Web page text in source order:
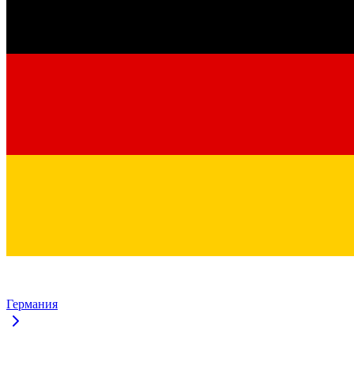
Германия